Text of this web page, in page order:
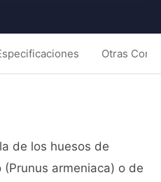
Otras
de los huesos de
armeniaca) o de